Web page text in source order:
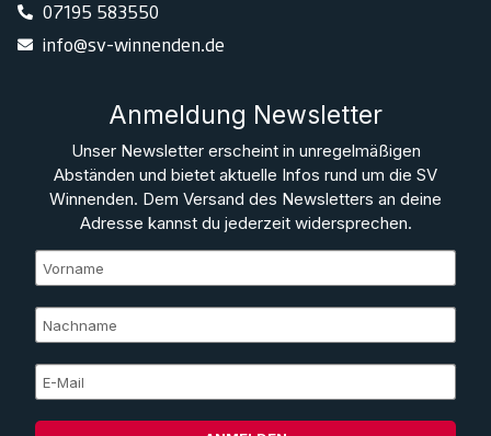
07195 583550
info@sv-winnenden.de
Anmeldung Newsletter
Unser Newsletter erscheint in unregelmäßigen
Abständen und bietet aktuelle Infos rund um die SV
Winnenden. Dem Versand des Newsletters an deine
Adresse kannst du jederzeit widersprechen.